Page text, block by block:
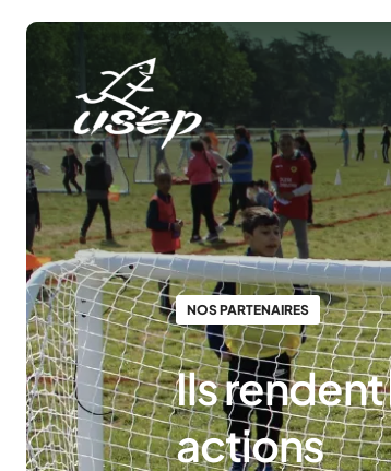
NOS PARTENAIRES
Ils rendent
actions